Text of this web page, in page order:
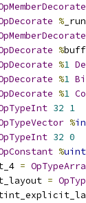
%
%
%1
%1
%1
32 1
%
32 0
%uint
=
=